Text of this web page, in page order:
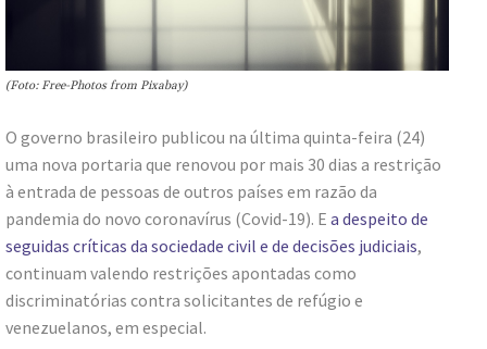
(Foto: Free-Photos from Pixabay)
O governo brasileiro publicou na última quinta-feira (24)
uma nova portaria que renovou por mais 30 dias a restrição
à entrada de pessoas de outros países em razão da
pandemia do novo coronavírus (Covid-19). E a despeito de
seguidas críticas da sociedade civil e de decisões judiciais,
continuam valendo restrições apontadas como
discriminatórias contra solicitantes de refúgio e
venezuelanos, em especial.